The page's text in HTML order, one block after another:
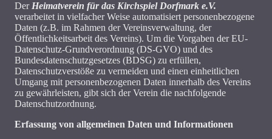
Der Heimatverein für das Kirchspiel Dorfmark e.V.
verarbeitet in vielfacher Weise automatisiert personenbezogene
Daten (z.B. im Rahmen der Vereinsverwaltung, der
Öffentlichkeitsarbeit des Vereins). Um die Vorgaben der EU-
Datenschutz-Grundverordnung (DS-GVO) und des
Bundesdatenschutzgesetzes (BDSG) zu erfüllen,
Datenschutzverstöße zu vermeiden und einen einheitlichen
Umgang mit personenbezogenen Daten innerhalb des Vereins
zu gewährleisten, gibt sich der Verein die nachfolgende
Datenschutzordnung.
Erfassung von allgemeinen Daten und Informationen